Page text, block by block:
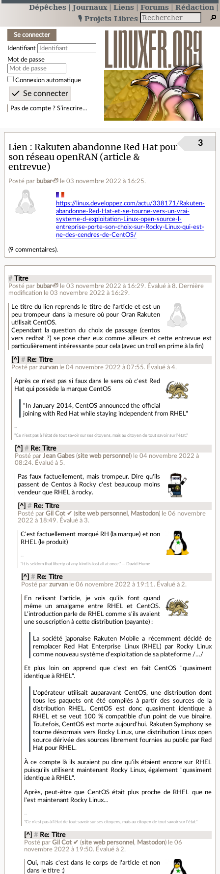
Dépêches Journaux Liens Forums
Rédaction
🎙️ Projets Libres
Se connecter
Identifiant
Mot de passe
Connexion automatique
Pas de compte ? S’inscrire…
Lien
Rakuten abandonne Red Hat pour
son réseau openRAN (article &
entrevue)
Posté par bubar🦥 le 03 novembre 2022 à 16:25.
3
https://linux.developpez.com/actu/338171/Rakuten-
abandonne-Red-Hat-et-se-tourne-vers-un-vrai-
systeme-d-exploitation-Linux-open-source-l-
entreprise-porte-son-choix-sur-Rocky-Linux-qui-est-
ne-des-cendres-de-CentOS/
(9 commentaires).
# Titre
Posté par bubar🦥 le 03 novembre 2022 à 16:29. Évalué à 8. Dernière
modification le 03 novembre 2022 à 16:29.
Le titre du lien reprends le titre de l'article et est un
peu trompeur dans la mesure où pour Oran Rakuten
utilisait CentOS.
Cependant la question du choix de passage (centos
vers redhat ?) se pose chez eux comme ailleurs et cette entrevue est
particulièrement intéressante pour cela (avec un troll en prime à la fin)
[^] # Re: Titre
Posté parzurvan le 04 novembre 2022 à 07:55. Évalué à4.
Après ce n'est pas si faux dans le sens où c'est Red
Hat qui possède la marque CentOS
"In January 2014, CentOS announced the official
joining with Red Hat while staying independent from RHEL"
"Ce n'est pas à l'état de tout savoir sur ses citoyens, mais au citoyen de tout savoir sur l'état."
[^] # Re: Titre
Posté par Jean Gabes(site web personnel ) le 04 novembre 2022 à
08:24. Évalué à 5.
Pas faux factuellement, mais trompeur. Dire qu'ils
passent de Centos à Rocky c'est beaucoup moins
vendeur que RHEL à rocky.
[^] # Re: Titre
Posté parGil Cot ✔ (site web personnel , Mastodon) le 06 novembre
2022 à 18:49. Évalué à 3.
C'est factuellement marqué RH (la marque) et non
RHEL (le produit)
“It is seldom that liberty of any kind is lost all at once.” ― David Hume
[^] # Re: Titre
Posté par zurvan le 06 novembre 2022 à 19:11 . Évalué à 2.
En relisant l'article, je vois qu'ils font quand
même un amalgame entre RHEL et CentOS.
L'introduction parle de RHEL comme s'ils avaient
une souscription à cette distribution (payante) :
La société japonaise Rakuten Mobile a récemment décidé de
remplacer Red Hat Enterprise Linux (RHEL) par Rocky Linux
comme nouveau système d'exploitation de sa plateforme /…/
Et plus loin on apprend que c'est en fait CentOS "quasiment
identique à RHEL".
L'opérateur utilisait auparavant CentOS, une distribution dont
tous les paquets ont été compilés à partir des sources de la
distribution RHEL. CentOS est donc quasiment identique à
RHEL et se veut 100 % compatible d'un point de vue binaire.
Toutefois, CentOS est morte aujourd'hui. Rakuten Symphony se
tourne désormais vers Rocky Linux, une distribution Linux open
source dérivée des sources librement fournies au public par Red
Hat pour RHEL.
À ce compte là ils auraient pu dire qu'ils étaient encore sur RHEL
puisqu'ils utilisent maintenant Rocky Linux, également "quasiment
identique à RHEL".
Après, peut-être que CentOS était plus proche de RHEL que ne
l'est maintenant Rocky Linux…
"Ce n'est pas à l'état de tout savoir sur ses citoyens, mais au citoyen de tout savoir sur l'état."
[^] # Re: Titre
Posté par Gil Cot ✔ (site web personnel , Mastodon) le 06
novembre 2022 à 19:50. Évalué à 2.
Oui, mais c'est dans le corps de l'article et non
dans le titre ;)